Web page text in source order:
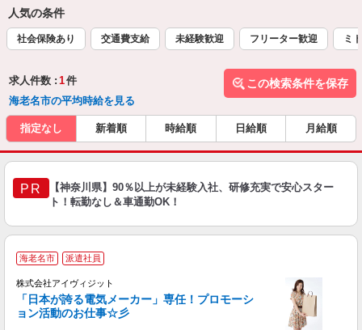
人気の条件
社会保険あり 交通費支給 未経験歓迎 フリーター歓迎 ミ
求人件数 : 1件
海老名市の平均時給を見る
この検索条件を保存
指定なし 新着順 時給順 日給順 月給順
PR
【神奈川県】90％以上が未経験入社、研修充実で安心スター
ト！転勤なし＆車通勤OK！
海老名市 派遣社員
株式会社アイヴィジット
「日本が誇る電気メーカー」専任！プロモーシ
ョン活動のお仕事☆彡